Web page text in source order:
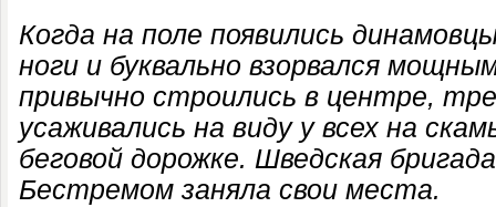
Когда на поле появились
ноги и буквально взорвался
привычно строились в центре,
усаживались на виду у всех на
беговой дорожке. Шведская
Бестремом заняла свои места.